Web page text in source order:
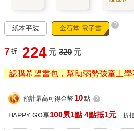
紙本平裝 金石堂 電子書 ?
7 折 224 元 320 元
認購希望書包，幫助弱勢孩童上學
預計最高可得金幣 10點 ?
HAPPY GO享100累1點 4點抵1元 折